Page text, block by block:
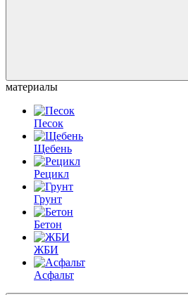
материалы
Песок
Щебень
Рецикл
Грунт
Бетон
ЖБИ
Асфальт